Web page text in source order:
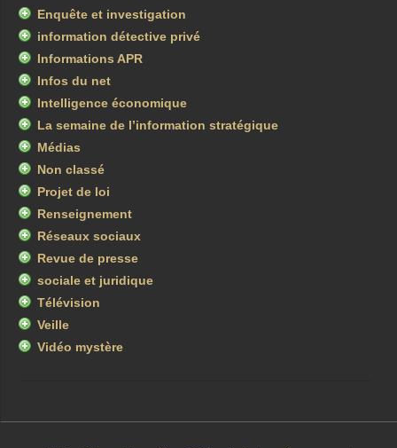
Enquête et investigation
information détective privé
Informations APR
Infos du net
Intelligence économique
La semaine de l’information stratégique
Médias
Non classé
Projet de loi
Renseignement
Réseaux sociaux
Revue de presse
sociale et juridique
Télévision
Veille
Vidéo mystère